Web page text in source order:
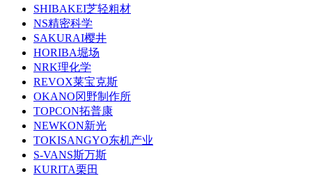
SHIBAKEI芝轻粗材
NS精密科学
SAKURAI樱井
HORIBA堀场
NRK理化学
REVOX莱宝克斯
OKANO冈野制作所
TOPCON拓普康
NEWKON新光
TOKISANGYO东机产业
S-VANS斯万斯
KURITA栗田